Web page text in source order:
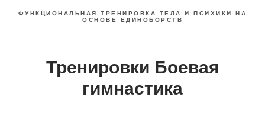
ФУНКЦИОНАЛЬНАЯ ТРЕНИРОВКА ТЕЛА И ПСИХИКИ НА
ОСНОВЕ ЕДИНОБОРСТВ
Тренировки Боевая
гимнастика